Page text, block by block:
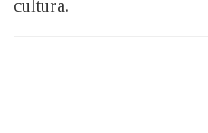
cultura.